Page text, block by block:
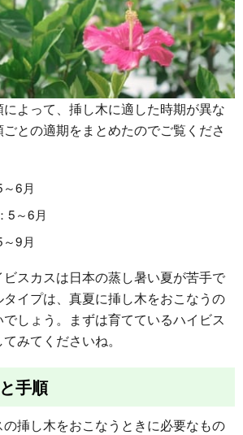
よって、挿し木に適した時期が異な
との適期をまとめたのでご覧くださ
6月
5～6月
9月
スカスは日本の蒸し暑い夏が苦手で
イプは、真夏に挿し木をおこなうの
しょう。まずは育てているハイビス
みてくださいね。
手順
挿し木をおこなうときに必要なもの